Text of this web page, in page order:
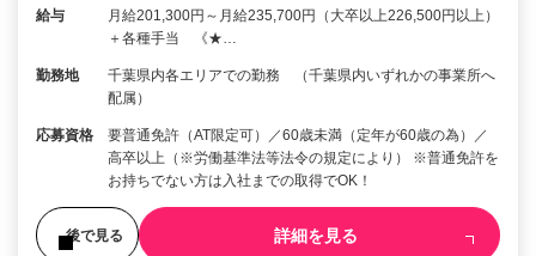
給与
月給201,300円～月給235,700円（大卒以上226,500円以上）
＋各種手当 《★…
勤務地
千葉県内各エリアでの勤務 （千葉県内いずれかの事業所へ
配属）
応募資格
要普通免許（AT限定可）／60歳未満（定年が60歳の為）／
高卒以上（※労働基準法等法令の規定により） ※普通免許を
お持ちでない方は入社までの取得でOK！
後で見る 詳細を見る